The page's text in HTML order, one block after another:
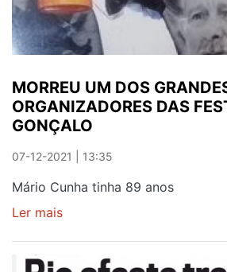
E
ESCADAS
ROLANTES
LIGAÇÃO
À
FEIRA
MORREU UM DOS
ORGANIZADORES DAS
GONÇALO
07-12-2021 | 13:35
Mário Cunha tinha 89 anos
Ler mais